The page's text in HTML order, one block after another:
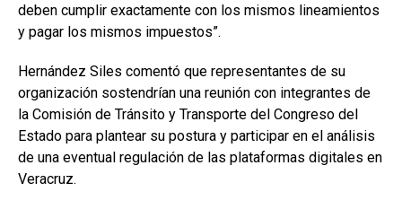
deben cumplir exactamente con los mismos lineamientos
y pagar los mismos impuestos”.
Hernández Siles comentó que representantes de su
organización sostendrían una reunión con integrantes de
la Comisión de Tránsito y Transporte del Congreso del
Estado para plantear su postura y participar en el análisis
de una eventual regulación de las plataformas digitales en
Veracruz.